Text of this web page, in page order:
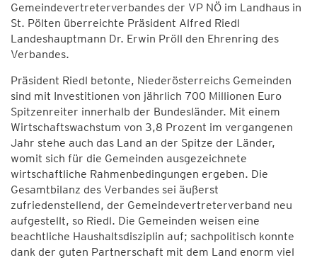
Gemeindevertreterverbandes der VP NÖ im Landhaus in
St. Pölten überreichte Präsident Alfred Riedl
Landeshauptmann Dr. Erwin Pröll den Ehrenring des
Verbandes.
Präsident Riedl betonte, Niederösterreichs Gemeinden
sind mit Investitionen von jährlich 700 Millionen Euro
Spitzenreiter innerhalb der Bundesländer. Mit einem
Wirtschaftswachstum von 3,8 Prozent im vergangenen
Jahr stehe auch das Land an der Spitze der Länder,
womit sich für die Gemeinden ausgezeichnete
wirtschaftliche Rahmenbedingungen ergeben. Die
Gesamtbilanz des Verbandes sei äußerst
zufriedenstellend, der Gemeindevertreterverband neu
aufgestellt, so Riedl. Die Gemeinden weisen eine
beachtliche Haushaltsdisziplin auf; sachpolitisch konnte
dank der guten Partnerschaft mit dem Land enorm viel